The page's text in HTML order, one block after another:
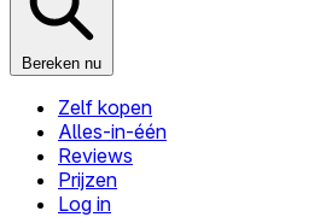
Bereken nu
Zelf kopen
Alles-in-één
Reviews
Prijzen
Log in